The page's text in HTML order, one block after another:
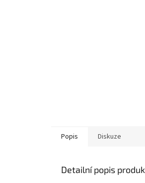
Popis Diskuze
Detailní popis